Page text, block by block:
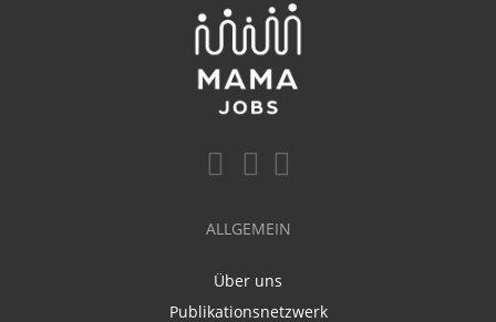
ALLGEMEIN
Über uns
Publikationsnetzwerk